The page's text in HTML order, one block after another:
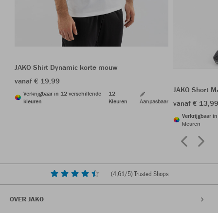
JAKO Shirt Dynamic korte mouw
vanaf € 19,99
Verkrijgbaar in 12 verschillende
kleuren
12
Kleuren
Aanpasbaar
JAKO Short
vanaf €
Verkrijgbaar
kleuren
(4,61/5) Trusted Shops
OVER JAKO